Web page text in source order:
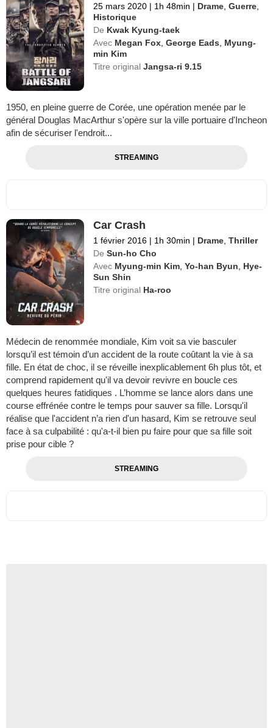
25 mars 2020 | 1h 48min | Drame ,Guerre
Historique
De Kwak Kyung-taek
Avec Megan Fox ,George Eads
Myung-
min Kim
Titre originalJangsa-ri 9.15
1950, en pleine guerre de Corée, une opération menée par le
général Douglas MacArthur s'opère sur la ville portuaire d'Incheon
afin de sécuriser l'endroit...
STREAMING
Car Crash
1 février 2016 | 1h 30min | Drame ,Thriller
De Sun-ho Cho
Avec Myung-min Kim ,Yo-han Byun
Hye-
Sun Shin
Titre original Ha-roo
Médecin de renommée mondiale, Kim voit sa vie basculer
lorsqu’il est témoin d’un accident de la route coûtant la vie à sa
fille. En état de choc, il se réveille inexplicablement 6h plus tôt, et
comprend rapidement qu'il va devoir revivre en boucle ces
quelques heures fatidiques . L’homme se lance alors dans une
course effrénée contre le temps pour sauver sa fille. Lorsqu'il
réalise que l'accident n’a rien d'un hasard, Kim se retrouve seul
face à sa culpabilité : qu'a-t-il bien pu faire pour que sa fille soit
prise pour cible ?
STREAMING